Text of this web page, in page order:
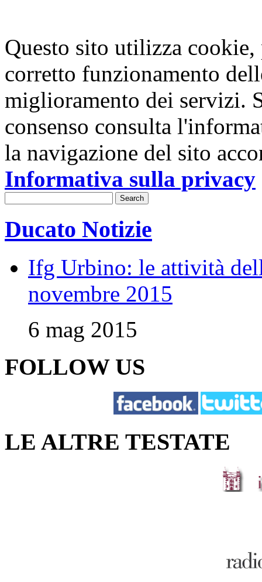
Questo sito utilizza
corretto funzionamento
miglioramento dei servizi.
consenso consulta
la navigazione del sito
Informativa sulla privacy
Ducato Notizie
Ifg Urbino: le attività
novembre 2015
6 mag 2015
FOLLOW US
LE ALTRE TESTATE